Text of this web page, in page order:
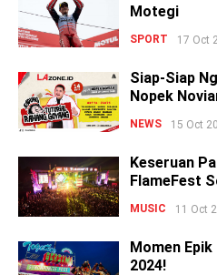
Motegi
SPORT 17 Oct
Siap-Siap
Nopek
NEWS 15 Oct
Keseruan
FlameFest
MUSIC 11 Oct
Momen
2024!